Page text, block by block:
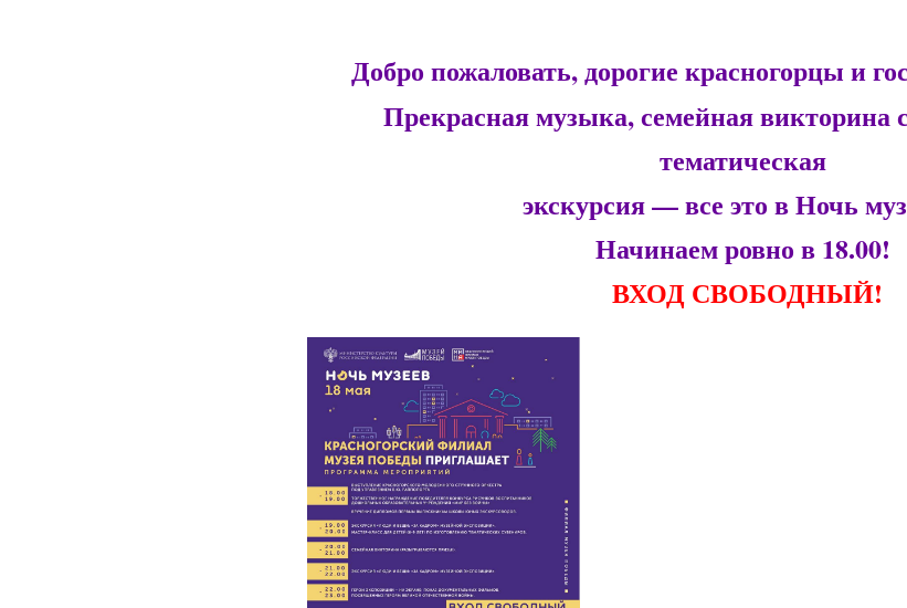
Добро пожаловать, дорогие красногорцы и
Прекрасная музыка, семейная викторина
тематическая
экскурсия — все это в Ночь
Начинаем ровно в 18.00!
ВХОД СВОБОДНЫЙ!